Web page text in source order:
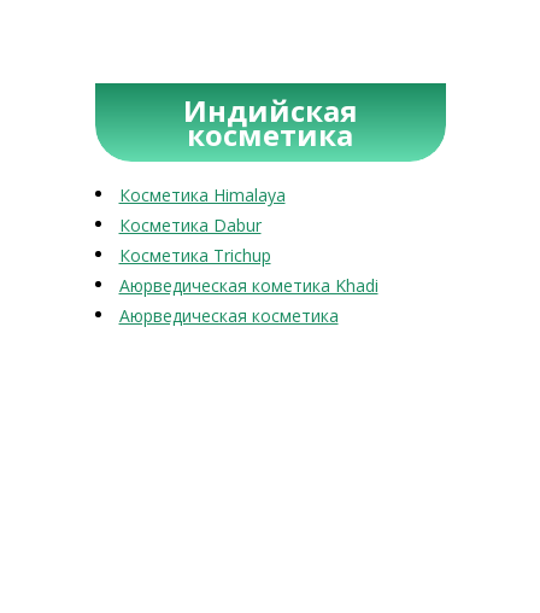
Индийская
косметика
Косметика Himalaya
Косметика Dabur
Косметика Trichup
Аюрведическая кометика Khadi
Аюрведическая косметика